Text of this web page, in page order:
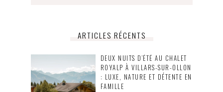
ARTICLES RÉCENTS
DEUX NUITS D’ÉTÉ AU CHALET
ROYALP À VILLARS-SUR-OLLON
: LUXE, NATURE ET DÉTENTE EN
FAMILLE